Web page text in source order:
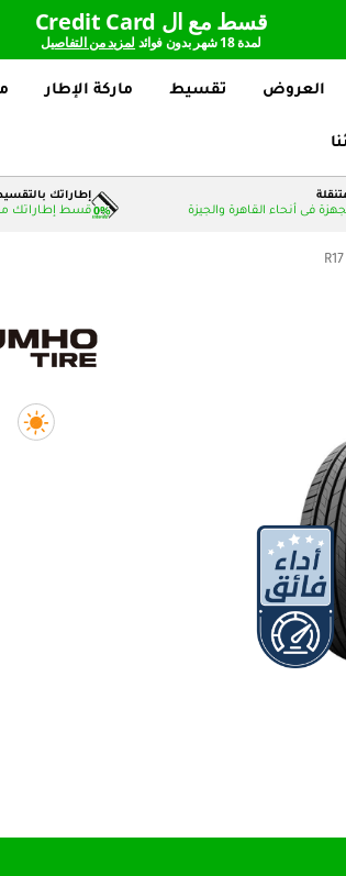
قسط مع ال Credit Card
لمدة 18 شهر بدون فوائد لمزيد من التفاصيل
العروض تقسيط ماركة الإطار
فى أنحاء القاهرة والجيزة
إطاراتك
قسط إطاراتك مع أكثر من 20